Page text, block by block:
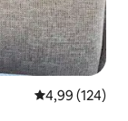
4,99 de uma
4,99 (124)